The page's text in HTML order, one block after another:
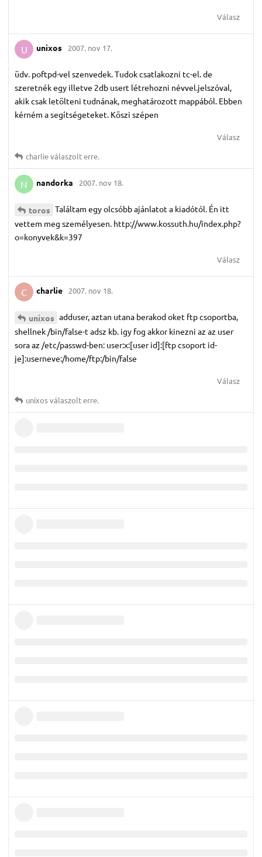
Válasz
U unixos 2007. nov 17.
üdv. poftpd-vel szenvedek. Tudok csatlakozni tc-el. de
szeretnék egy illetve 2db usert létrehozni névvel.jelszóval,
akik csak letölteni tudnának, meghatározott mappából. Ebben
kérném a segítségeteket. Köszi szépen
Válasz
charlieválaszolt erre.
N nandorka 2007. nov 18.
toros Találtam egy olcsóbb ajánlatot a kiadótól. Én itt
vettem meg személyesen. http://www.kossuth.hu/index.php?
o=konyvek&k=397
Válasz
C charlie 2007. nov 18.
unixos adduser, aztan utana berakod oket ftp csoportba,
shellnek /bin/false-t adsz kb. igy fog akkor kinezni az az user
sora az /etc/passwd-ben: user:x:[user id]:[ftp csoport id-
je]:userneve:/home/ftp:/bin/false
Válasz
unixosválaszolt erre.